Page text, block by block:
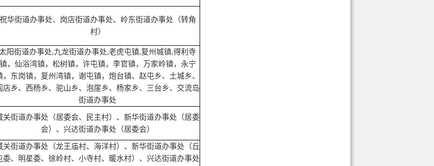
祝华街道办事处、岗店街道办事处、岭东街道办事处（转角
村）
太阳街道办事处,九龙街道办事处,老虎屯镇,复州城镇,得利寺
镇，仙浴湾镇，松树镇，许屯镇，李官镇，万家岭镇，永宁
，东岗镇，复州湾镇，谢屯镇，炮台镇、赵屯乡、土城乡、
店乡、西杨乡、驼山乡、泡崖乡、杨家乡、三台乡、交流岛
街道办事处
关街道办事处（居委会、民主村）、新华街道办事处（居委
会）、兴达街道办事处（居委会）
关街道办事处（龙王庙村、海洋村）、新华街道办事处（丘
委、明星委、徐岭村、小寺村、暖水村）、兴达街道办事处